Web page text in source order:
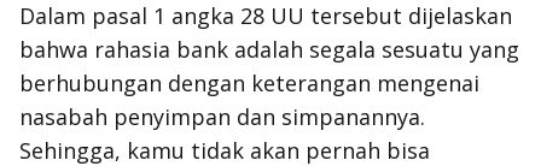
Dalam pasal 1 angka 28 UU tersebut dijelaskan
bahwa rahasia bank adalah segala sesuatu yang
berhubungan dengan keterangan mengenai
nasabah penyimpan dan simpanannya.
Sehingga, kamu tidak akan pernah bisa